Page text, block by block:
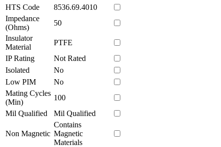
HTS Code
8536.69.4010
Impedance
(Ohms)
50
Insulator
Material
PTFE
IP Rating
Not Rated
Isolated
No
Low PIM
No
Mating Cycles
(Min)
100
Mil Qualified
Mil Qualified
Non Magnetic
Contains
Magnetic
Materials